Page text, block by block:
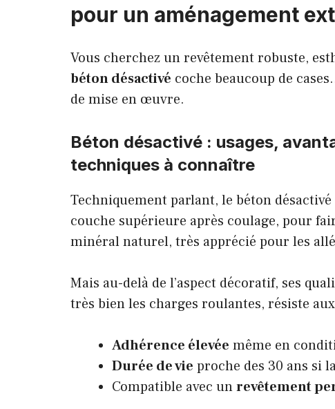
pour un aménagement
Vous cherchez un revêtement robuste,
béton désactivé coche beaucoup de
de mise en œuvre.
Béton désactivé : usages,
techniques à connaître
Techniquement parlant, le béton
couche supérieure après coulage, pour
minéral naturel, très apprécié pour les
Mais au-delà de l’aspect décoratif, ses
très bien les charges roulantes, résiste
Adhérence élevée même en
Durée de vie proche des 30 ans si
Compatible avec unrevêtement